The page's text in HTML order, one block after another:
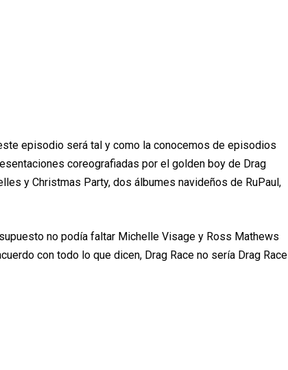
episodio serátal y como la conocemos de episodios
coreografiadas por el golden boy de Drag
y Christmas Party, dosálbumes navideños de RuPaul,
no podía faltar Michelle Visage y Ross Mathews
con todo lo que dicen, Drag Race no sería Drag Race